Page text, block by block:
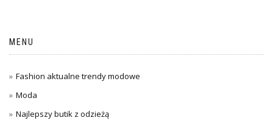
MENU
Fashion aktualne trendy modowe
Moda
Najlepszy butik z odzieżą